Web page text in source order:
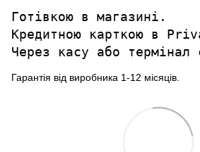
Готівкою в магазині.
Кредитною карткою в
Через касу або термінал
Гарантія від виробника 1-12 місяців.